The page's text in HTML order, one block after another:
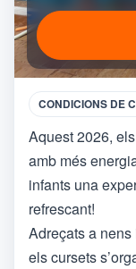
CONDICIONS DE
Aquest 2026,
amb més
infants una
refrescant!
Adreçats a nens
els cursets